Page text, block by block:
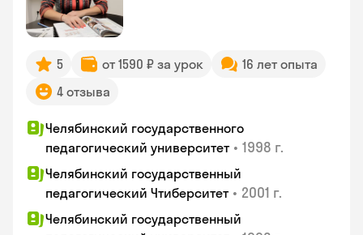
5 от 1590 ₽ за урок
16 лет опыта
4 отзыва
Челябинский государственного
педагогический университет • 1998 г.
Челябинский государственный
педагогический Чтиберситет • 2001 г.
Челябинский государственный